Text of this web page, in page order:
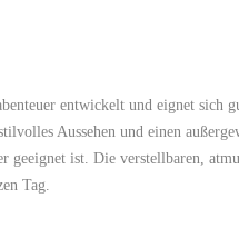
entwickelt und eignet sich
Aussehen und einen
ist. Die verstellbaren,
Tag.